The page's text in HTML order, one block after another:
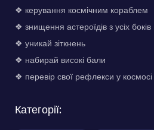
❖ керування космічним кораблем
❖ знищення астероїдів з усіх боків
❖ уникай зіткнень
❖ набирай високі бали
❖ перевір свої рефлекси у космосі
Категорії: